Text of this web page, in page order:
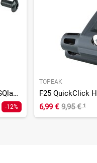
Click Satteltaschen Adapter für SQlab Active Sättel
-12%
TOPEAK
6,99 € 9,95 €¹